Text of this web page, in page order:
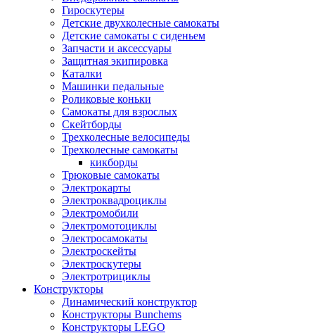
Гироскутеры
Детские двухколесные самокаты
Детские самокаты с сиденьем
Запчасти и аксессуары
Защитная экипировка
Каталки
Машинки педальные
Роликовые коньки
Самокаты для взрослых
Скейтборды
Трехколесные велосипеды
Трехколесные самокаты
кикборды
Трюковые самокаты
Электрокарты
Электроквадроциклы
Электромобили
Электромотоциклы
Электросамокаты
Электроскейты
Электроскутеры
Электротрициклы
Конструкторы
Динамический конструктор
Конструкторы Bunchems
Конструкторы LEGO